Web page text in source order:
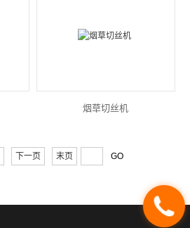
烟草切丝机
下一页 末页